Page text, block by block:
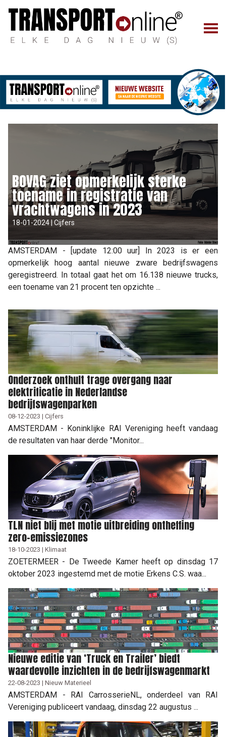
BOVAG ziet opmerkelijk sterke
toename in registratie van
vrachtwagens in 2023
18-01-2024 | Cijfers
AMSTERDAM - [update 12:00 uur] In 2023 is er een
opmerkelijk hoog aantal nieuwe zware bedrijfswagens
geregistreerd. In totaal gaat het om 16.138 nieuwe trucks,
een toename van 21 procent ten opzichte ...
Onderzoek onthult trage overgang naar
elektrificatie in Nederlandse
bedrijfswagenparken
08-12-2023 | Cijfers
AMSTERDAM - Koninklijke RAI Vereniging heeft vandaag
de resultaten van haar derde "Monitor...
TLN niet blij met motie uitbreiding ontheffing
zero-emissiezones
18-10-2023 | Klimaat
ZOETERMEER - De Tweede Kamer heeft op dinsdag 17
oktober 2023 ingestemd met de motie Erkens C.S. waa...
Nieuwe editie van ‘Truck en Trailer’ biedt
waardevolle inzichten in de bedrijfswagenmarkt
22-08-2023 | Nieuw Materieel
AMSTERDAM - RAI CarrosserieNL, onderdeel van RAI
Vereniging publiceert vandaag, dinsdag 22 augustus ...